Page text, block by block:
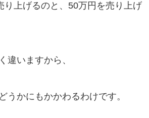
り上げるのと、50万円を売り上げ
違いますから、
うかにもかかわるわけです。